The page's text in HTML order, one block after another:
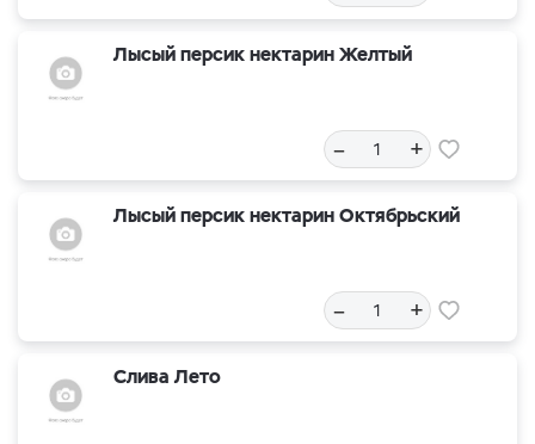
Лысый персик нектарин Желтый
– +
Лысый персик нектарин Октябрьский
– +
Слива Лето